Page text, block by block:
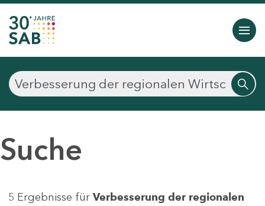
Suche
5 Ergebnisse für Verbesserung der regionalen